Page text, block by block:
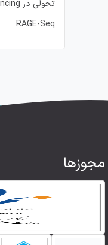
RAGE-Seq
مجوزها